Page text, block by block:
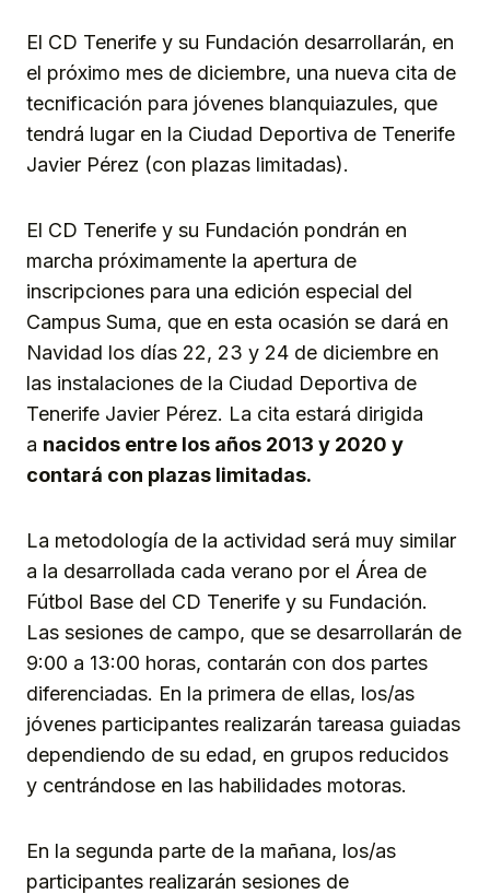
El CD Tenerife y su Fundación desarrollarán, en
el próximo mes de diciembre, una nueva cita de
tecnificación para jóvenes blanquiazules, que
tendrá lugar en la Ciudad Deportiva de Tenerife
Javier Pérez (con plazas limitadas).
El CD Tenerife y su Fundación pondrán en
marcha próximamente la apertura de
inscripciones para una edición especial del
Campus Suma, que en esta ocasión se dará en
Navidad los días 22, 23 y 24 de diciembre en
las instalaciones de la Ciudad Deportiva de
Tenerife Javier Pérez. La cita estará dirigida
a nacidos entre los años 2013 y 2020 y
contará con plazas limitadas.
La metodología de la actividad será muy similar
a la desarrollada cada verano por el Área de
Fútbol Base del CD Tenerife y su Fundación.
Las sesiones de campo, que se desarrollarán de
9:00 a 13:00 horas, contarán con dos partes
diferenciadas. En la primera de ellas, los/as
jóvenes participantes realizarán tareasa guiadas
dependiendo de su edad, en grupos reducidos
y centrándose en las habilidades motoras.
En la segunda parte de la mañana, los/as
participantes realizarán sesiones de